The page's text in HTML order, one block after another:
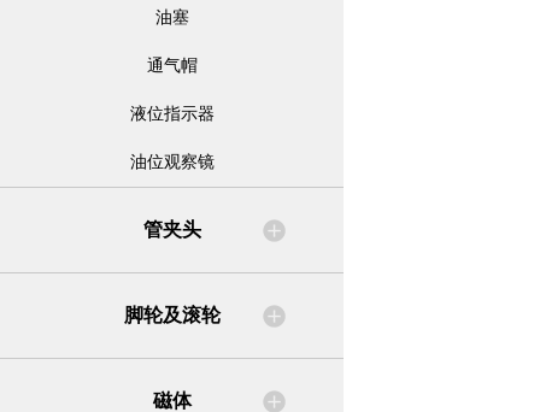
油塞
通气帽
液位指示器
油位观察镜
管夹头
脚轮及滚轮
磁体